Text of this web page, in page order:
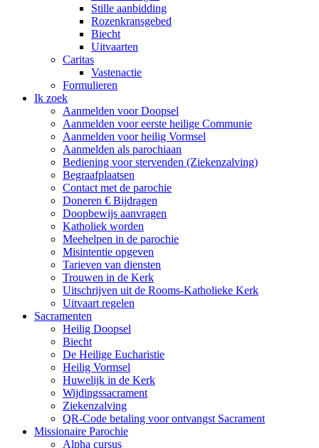
Stille aanbidding
Rozenkransgebed
Biecht
Uitvaarten
Caritas
Vastenactie
Formulieren
Ik zoek
Aanmelden voor Doopsel
Aanmelden voor eerste heilige Communie
Aanmelden voor heilig Vormsel
Aanmelden als parochiaan
Bediening voor stervenden (Ziekenzalving)
Begraafplaatsen
Contact met de parochie
Doneren € Bijdragen
Doopbewijs aanvragen
Katholiek worden
Meehelpen in de parochie
Misintentie opgeven
Tarieven van diensten
Trouwen in de Kerk
Uitschrijven uit de Rooms-Katholieke Kerk
Uitvaart regelen
Sacramenten
Heilig Doopsel
Biecht
De Heilige Eucharistie
Heilig Vormsel
Huwelijk in de Kerk
Wijdingssacrament
Ziekenzalving
QR-Code betaling voor ontvangst Sacrament
Missionaire Parochie
Alpha cursus